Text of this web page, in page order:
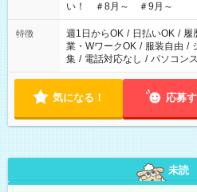
い！ ＃8月～ ＃9月～
特徴 週1日からOK / 日払いOK / 履
業・WワークOK / 服装自由 /
集 / 電話対応なし / パソコン
気になる！ 応募
未読